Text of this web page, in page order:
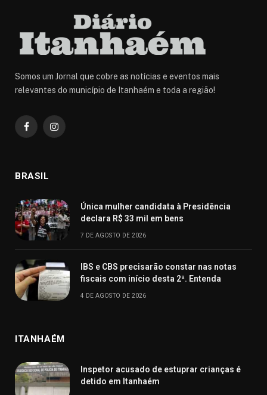
Somos um Jornal que cobre as notícias e eventos mais
relevantes do município de Itanhaém e toda a região!
FacebookInstagram
BRASIL
Única mulher candidata à Presidência
declara R$ 33 mil em bens
7 DE AGOSTO DE 2026
IBS e CBS precisarão constar nas notas
fiscais com início desta 2ª. Entenda
4 DE AGOSTO DE 2026
ITANHAÉM
Inspetor acusado de estuprar crianças é
detido em Itanhaém